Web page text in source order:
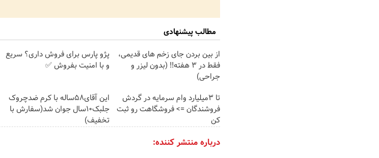
مطالب پیشنهادی
از بین بردن جای زخم های قدیمی،
فقط در 3 هفته!! (بدون لیزر و
جراحی)
پژو پارس برای فروش داری؟ سریع
و با امنیت بفروش ✅
تا 3میلیارد وام سرمایه در گردش
فروشندگان => فروشگاهت رو ثبت
کن
این آقای58ساله با کرم ضدچروک
جلبک10سال جوان شد(سفارش با
تخفیف)
درباره منتشر کننده: